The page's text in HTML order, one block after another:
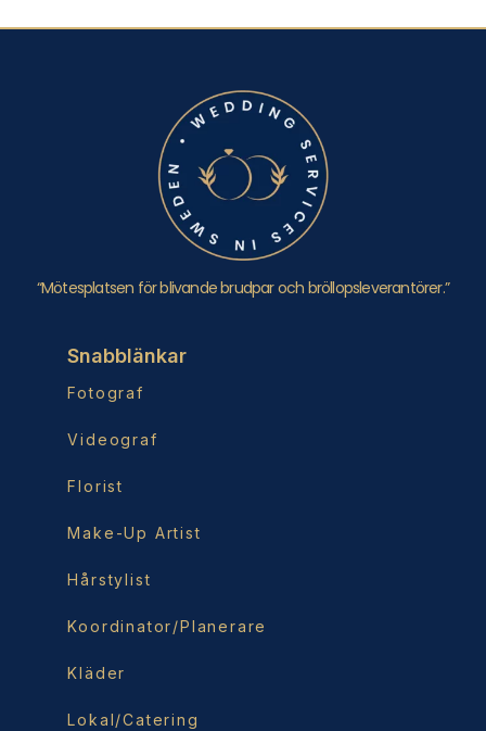
“Mötesplatsen för blivande brudpar och bröllopsleverantörer.”
Snabblänkar
Fotograf
Videograf
Florist
Make-Up Artist
Hårstylist
Koordinator/Planerare
Kläder
Lokal/Catering